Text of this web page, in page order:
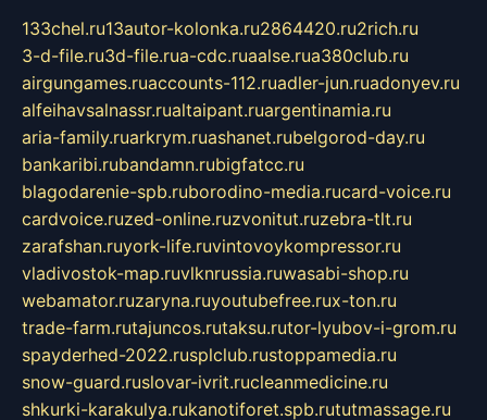
133chel.ru13autor-kolonka.ru2864420.ru2rich.ru
3-d-file.ru3d-file.rua-cdc.ruaalse.rua380club.ru
airgungames.ruaccounts-112.ruadler-jun.ruadonyev.ru
alfeihavsalnassr.rualtaipant.ruargentinamia.ru
aria-family.ruarkrym.ruashanet.rubelgorod-day.ru
bankaribi.rubandamn.rubigfatcc.ru
blagodarenie-spb.ruborodino-media.rucard-voice.ru
cardvoice.ruzed-online.ruzvonitut.ruzebra-tlt.ru
zarafshan.ruyork-life.ruvintovoykompressor.ru
vladivostok-map.ruvlknrussia.ruwasabi-shop.ru
webamator.ruzaryna.ruyoutubefree.rux-ton.ru
trade-farm.rutajuncos.rutaksu.rutor-lyubov-i-grom.ru
spayderhed-2022.rusplclub.rustoppamedia.ru
snow-guard.ruslovar-ivrit.rucleanmedicine.ru
shkurki-karakulya.rukanotiforet.spb.rututmassage.ru